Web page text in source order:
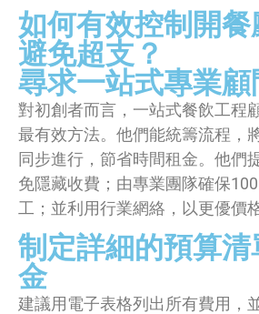
如何有效控制開
避免超支？
尋求一站式專業顧
對初創者而言，一站式餐飲工程
最有效方法。他們能統籌流程，
同步進行，節省時間租金。他們
免隱藏收費；由專業團隊確保
工；並利用行業網絡，以更優價
制定詳細的預算
金
建議用電子表格列出所有費用，